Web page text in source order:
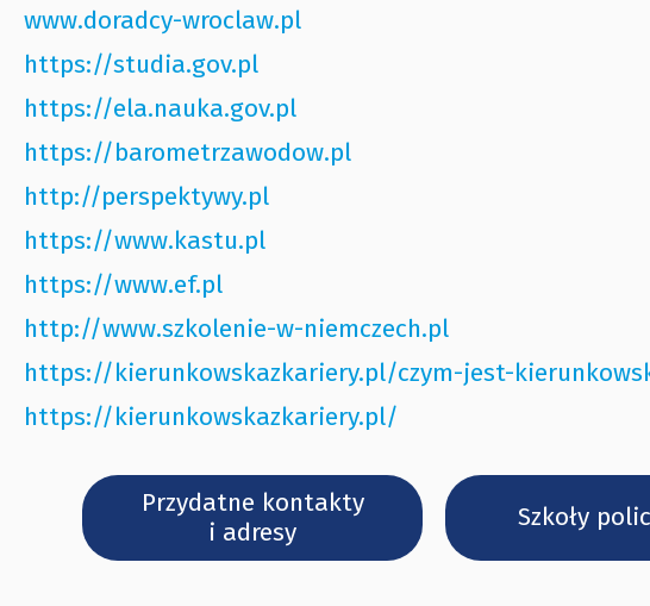
www.doradcy-wroclaw.pl
https://studia.gov.pl
https://ela.nauka.gov.pl
https://barometrzawodow.pl
http://perspektywy.pl
https://www.kastu.pl
https://www.ef.pl
http://www.szkolenie-w-niemczech.pl
https://kierunkowskazkariery.pl/czym-jest-
https://kierunkowskazkariery.pl/
Przydatne kontakty
i adresy
Szkoły